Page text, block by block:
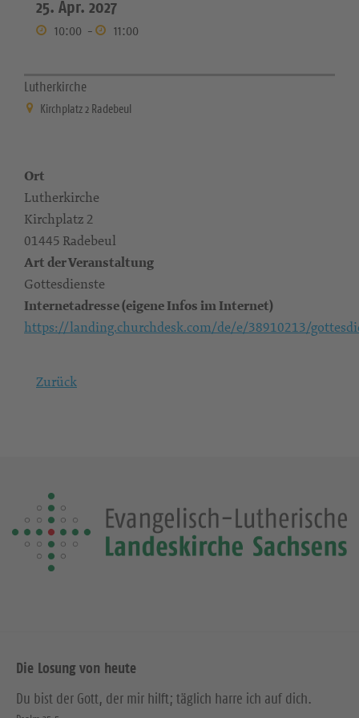
25. Apr. 2027
10:00 - 11:00
Lutherkirche
Kirchplatz 2 Radebeul
Ort
Lutherkirche
Kirchplatz 2
01445 Radebeul
Art der Veranstaltung
Gottesdienste
Internetadresse (eigene Infos im Internet)
https://landing.churchdesk.com/de/e/38910213/
Zurück
Die Losung von heute
Du bist der Gott, der mir hilft; täglich harre ich auf dich.